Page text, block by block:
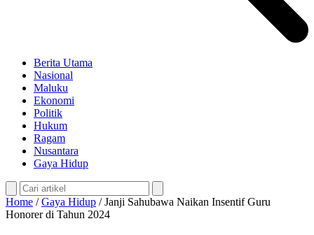
Berita Utama
Nasional
Maluku
Ekonomi
Politik
Hukum
Ragam
Nusantara
Gaya Hidup
Home /Gaya Hidup /Janji Sahubawa Naikan Insentif Guru
Honorer di Tahun 2024